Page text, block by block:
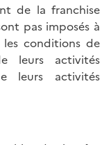
de la franchise
pas imposés à
conditions de
leurs activités
leurs activités